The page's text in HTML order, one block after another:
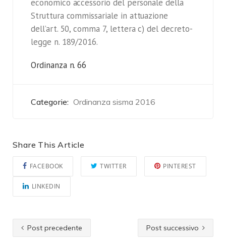
economico accessorio del personale della
Struttura commissariale in attuazione
dell’art. 50, comma 7, lettera c) del decreto-
legge n. 189/2016.
Ordinanza n. 66
Categorie: Ordinanza sisma 2016
Share This Article
FACEBOOK TWITTER PINTEREST
LINKEDIN
Post precedente Post successivo